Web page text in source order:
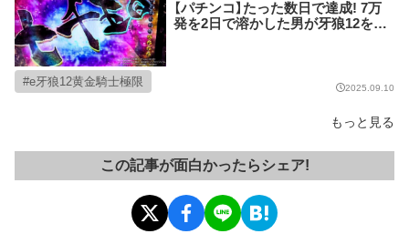
【パチンコ】たった数日で達成! 7万
発を2日で溶かした男が牙狼12を打
e牙狼12黄金騎士極限 2025.09.10
もっと見る
この記事が面白かったらシェア!